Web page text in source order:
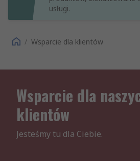
usługi.
/ Wsparcie dla klientów
Wsparcie dla
klientów
Jesteśmy tu dla Ciebie.